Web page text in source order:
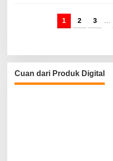
1 2 3
Cuan dari Produk Digital